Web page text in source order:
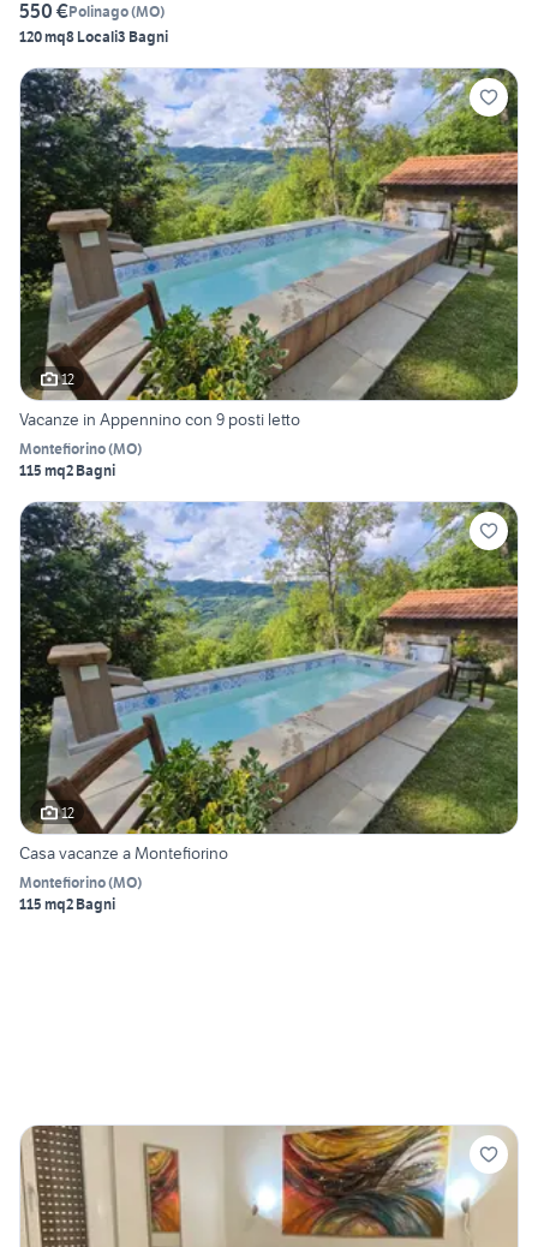
550 €Polinago(MO)
120 mq8 Locali3 Bagni
12
Vacanze in Appennino con 9 posti letto
Montefiorino(MO)
115 mq2 Bagni
12
Casa vacanze a Montefiorino
Montefiorino(MO)
115 mq2 Bagni